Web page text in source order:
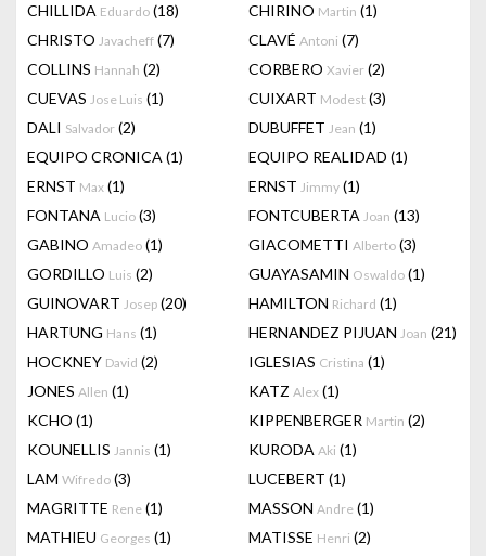
CHILLIDA Eduardo (18) CHIRINO Martin (1)
CHRISTO Javacheff (7) CLAVÉ Antoni (7)
COLLINS Hannah (2) CORBERO Xavier (2)
CUEVAS Jose Luis (1) CUIXART Modest (3)
DALI Salvador (2) DUBUFFET Jean (1)
EQUIPO CRONICA (1) EQUIPO REALIDAD (1)
ERNST Max (1) ERNST Jimmy (1)
FONTANA Lucio (3) FONTCUBERTA Joan (13)
GABINO Amadeo (1) GIACOMETTI Alberto (3)
GORDILLO Luis (2) GUAYASAMIN Oswaldo (1)
GUINOVART Josep (20) HAMILTON Richard (1)
HARTUNG Hans (1) HERNANDEZ PIJUAN Joan (21)
HOCKNEY David (2) IGLESIAS Cristina (1)
JONES Allen (1) KATZ Alex (1)
KCHO (1) KIPPENBERGER Martin (2)
KOUNELLIS Jannis (1) KURODA Aki (1)
LAM Wifredo (3) LUCEBERT (1)
MAGRITTE Rene (1) MASSON Andre (1)
MATHIEU Georges (1) MATISSE Henri (2)